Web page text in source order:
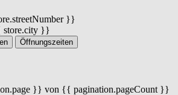
}}
}}
Öffnungszeiten
}} von {{ pagination.pageCount }}